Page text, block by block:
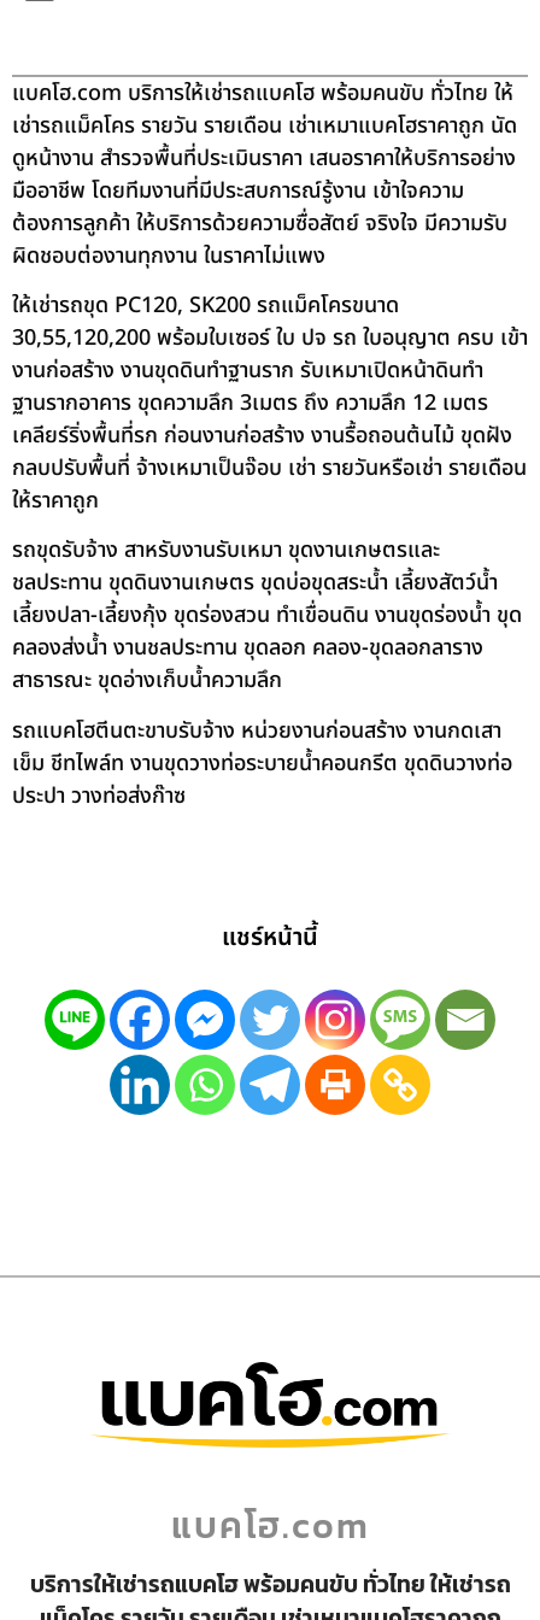
แบคโฮ.com บริการให้เช่ารถแบคโฮ พร้อมคนขับ ทั่วไทย ให้
เช่ารถแม็คโคร รายวัน รายเดือน เช่าเหมาแบคโฮราคาถูก นัด
ดูหน้างาน สำรวจพื้นที่ประเมินราคา เสนอราคาให้บริการอย่าง
มืออาชีพ โดยทีมงานที่มีประสบการณ์รู้งาน เข้าใจความ
ต้องการลูกค้า ให้บริการด้วยความซื่อสัตย์ จริงใจ มีความรับ
ผิดชอบต่องานทุกงาน ในราคาไม่แพง
ให้เช่ารถขุด PC120, SK200 รถแม็คโครขนาด
30,55,120,200 พร้อมใบเซอร์ ใบ ปจ รถ ใบอนุญาต ครบ เข้า
งานก่อสร้าง งานขุดดินทำฐานราก รับเหมาเปิดหน้าดินทำ
ฐานรากอาคาร ขุดความลึก 3เมตร ถึง ความลึก 12 เมตร
เคลียร์ริ่งพื้นที่รก ก่อนงานก่อสร้าง งานรื้อถอนต้นไม้ ขุดฝัง
กลบปรับพื้นที่ จ้างเหมาเป็นจ๊อบ เช่า รายวันหรือเช่า รายเดือน
ให้ราคาถูก
รถขุดรับจ้าง สาหรับงานรับเหมา ขุดงานเกษตรและ
ชลประทาน ขุดดินงานเกษตร ขุดบ่อขุดสระน้ำ เลี้ยงสัตว์น้ำ
เลี้ยงปลา-เลี้ยงกุ้ง ขุดร่องสวน ทำเขื่อนดิน งานขุดร่องน้ำ ขุด
คลองส่งน้ำ งานชลประทาน ขุดลอก คลอง-ขุดลอกลาราง
สาธารณะ ขุดอ่างเก็บน้ำความลึก
รถแบคโฮตีนตะขาบรับจ้าง หน่วยงานก่อนสร้าง งานกดเสา
เข็ม ชีทไพล์ท งานขุดวางท่อระบายน้ำคอนกรีต ขุดดินวางท่อ
ประปา วางท่อส่งก๊าซ
แชร์หน้านี้
แบคโฮ.com
บริการให้เช่ารถแบคโฮ พร้อมคนขับ ทั่วไทย ให้เช่ารถ